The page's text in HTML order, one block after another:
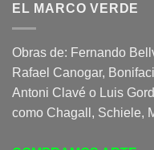
EL MARCO VERDE
Obras de: Fernando
Rafael Canogar,
Antoni Clavé o Luis
como Chagall, Schiele,